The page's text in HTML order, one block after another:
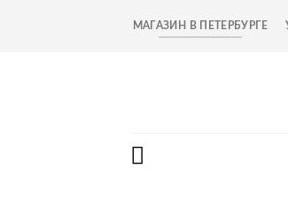
МАГАЗИН В ПЕТЕРБУРГЕ